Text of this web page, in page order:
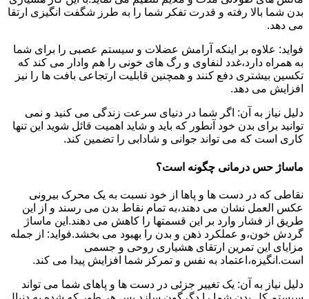
بدن شما بالا رفته و قدرت تفکر شما را به طرز شگفت انگیزی ارتقا
می دهد.
فواید: علاوه بر اینکه آرامش عضلات و سیستم عصبی را برای شما
به همراه دارد،غدد لنفاوی و رگ های خونی را هم وادار می کند که
تکسین بیشتری دفع کنند و همچنین قابلیت ارتجاعی بافت ها را نیز
افزایش می دهد.
دلیل نیاز به آن: اگر شما در دنیای سرعت زندگی می کنید و نمی
توانید برای بدن خود آنطور که باید و شاید اهمیت قائل شوید این تنها
کاری است که می تواند جوانی و شادابی را تضمین کند.
ماساژ حس درمانی چگونه است؟
نقاطی که در دست ها و پاها از خود نسبت به یک محرک بیرونی
عکس العمل نشان می دهند،به تمام نقاط بدن می رسند و از این
طریق از فشار وارد بر این قسمتها را کاهش می دهند.این ماساژ
گردش خون،و عملکرد ذهن و بدن را بهبود می بخشد.فواید: از جمله
مزایای این تمرین ارتقای هشیاری روحی و جسمی
است.انگیزه،اعتماد به نفس و تمرکز شما افزایش پیدا می کند.
دلیل نیاز به آن: یک تغییر جزئی در دست ها و پاهای شما می تواند